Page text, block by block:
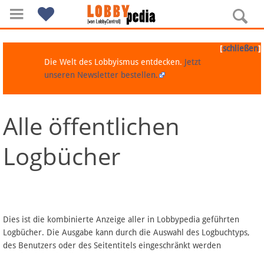
Navigation
Über Lobbypedia
Artikel nach Kategorien
FAQ
[schließen]
Die Welt des Lobbyismus entdecken. Jetzt
unseren Newsletter bestellen.
Alle öffentlichen
Logbücher
Dies ist die kombinierte Anzeige aller in Lobbypedia geführten
Logbücher. Die Ausgabe kann durch die Auswahl des Logbuchtyps,
des Benutzers oder des Seitentitels eingeschränkt werden